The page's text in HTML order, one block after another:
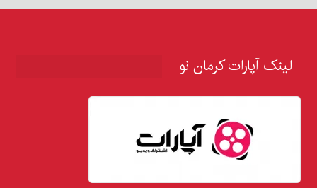
لینک آپارات کرمان نو